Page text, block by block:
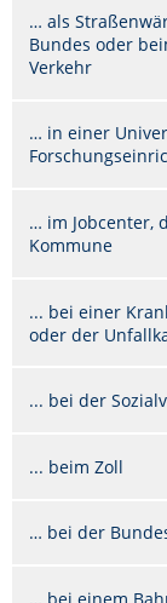
… als
Bundes oder
Verkehr
… in einer
… im Jobcenter,
Kommune
... bei einer
oder der
... bei der
... beim Zoll
… bei der